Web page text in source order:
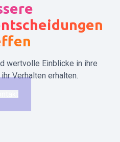
wertvolle Einblicke in ihre
Verhalten erhalten.